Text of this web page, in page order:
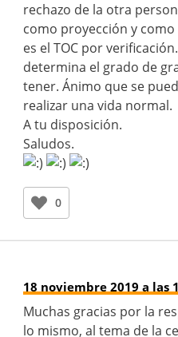
rechazo de la otra
como proyección y
es el TOC por
determina el grado de
tener. Ánimo que se
realizar una vida normal.
A tu disposición.
Saludos.
0
18 noviembre 2019 a las
Muchas gracias por la
lo mismo, al tema de la